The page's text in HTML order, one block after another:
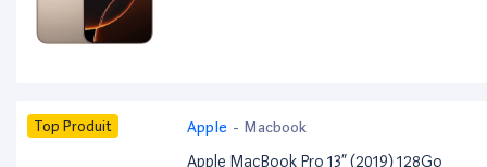
Top Produit Apple - Macbook
Apple MacBook Pro 13” (2019) 128Go